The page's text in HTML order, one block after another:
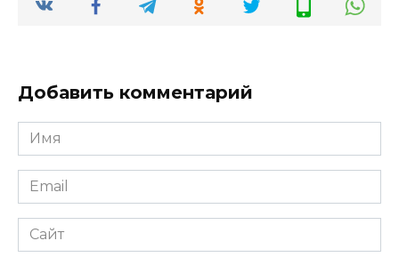
Добавить комментарий
Имя
*
Email
*
Сайт